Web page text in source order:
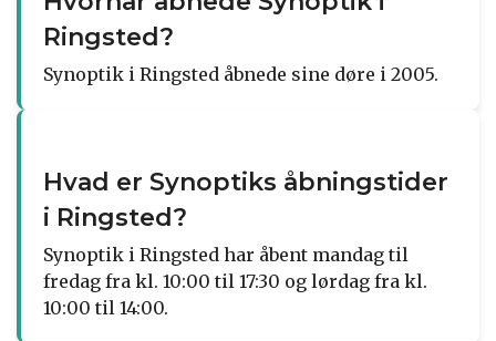
Ringsted?
Synoptik i Ringsted åbnede sine døre i 2005.
Hvad er Synoptiks åbningstider
i Ringsted?
Synoptik i Ringsted har åbent mandag til
fredag fra kl. 10:00 til 17:30 og lørdag fra kl.
10:00 til 14:00.